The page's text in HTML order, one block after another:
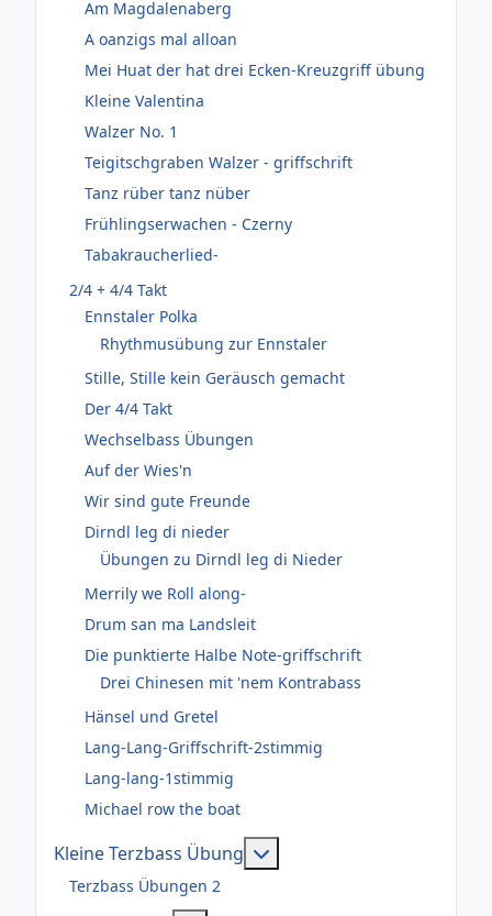
Am Magdalenaberg
A oanzigs mal alloan
Mei Huat der hat drei Ecken-Kreuzgriff übung
Kleine Valentina
Walzer No. 1
Teigitschgraben Walzer - griffschrift
Tanz rüber tanz nüber
Frühlingserwachen - Czerny
Tabakraucherlied-
2/4 + 4/4 Takt
Ennstaler Polka
Rhythmusübung zur Ennstaler
Stille, Stille kein Geräusch gemacht
Der 4/4 Takt
Wechselbass Übungen
Auf der Wies'n
Wir sind gute Freunde
Dirndl leg di nieder
Übungen zu Dirndl leg di Nieder
Merrily we Roll along-
Drum san ma Landsleit
Die punktierte Halbe Note-griffschrift
Drei Chinesen mit 'nem Kontrabass
Hänsel und Gretel
Lang-Lang-Griffschrift-2stimmig
Lang-lang-1stimmig
Michael row the boat
Kleine Terzbass Übung
Terzbass Übungen 2